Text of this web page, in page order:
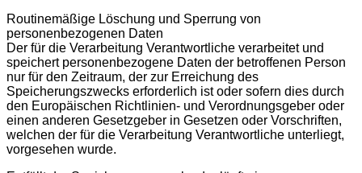
Routinemäßige Löschung und Sperrung von
personenbezogenen Daten
Der für die Verarbeitung Verantwortliche verarbeitet und
speichert personenbezogene Daten der betroffenen Person
nur für den Zeitraum, der zur Erreichung des
Speicherungszwecks erforderlich ist oder sofern dies durch
den Europäischen Richtlinien- und Verordnungsgeber oder
einen anderen Gesetzgeber in Gesetzen oder Vorschriften,
welchen der für die Verarbeitung Verantwortliche unterliegt,
vorgesehen wurde.